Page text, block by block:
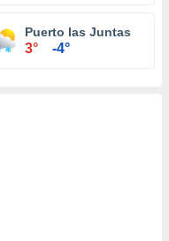
Puerto las Juntas
3° -4°